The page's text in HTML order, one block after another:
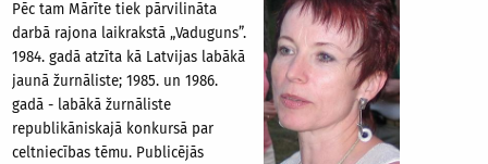
Pēc tam Mārīte tiek pārvilināta
darbā rajona laikrakstā „Vaduguns”.
1984. gadā atzīta kā Latvijas labākā
jaunā žurnāliste; 1985. un 1986.
gadā - labākā žurnāliste
republikāniskajā konkursā par
celtniecības tēmu. Publicējās